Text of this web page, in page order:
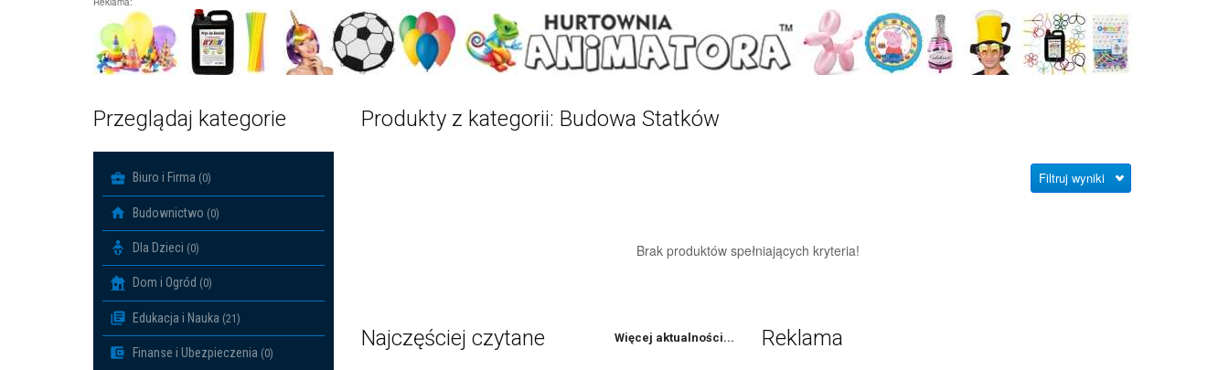
Przeglądaj kategorie
Biuro i Firma (0)
Budownictwo (0)
Dla Dzieci (0)
Dom i Ogród (0)
Edukacja i Nauka (21)
Finanse i Ubezpieczenia (0)
Produkty z kategorii: Budowa Statków
Filtruj wyniki
Brak produktów spełniających kryteria!
Najczęściej czytane Więcej aktualności... Reklama